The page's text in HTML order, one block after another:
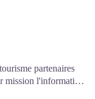
partenaires
mission l'information
d'animations ainsi